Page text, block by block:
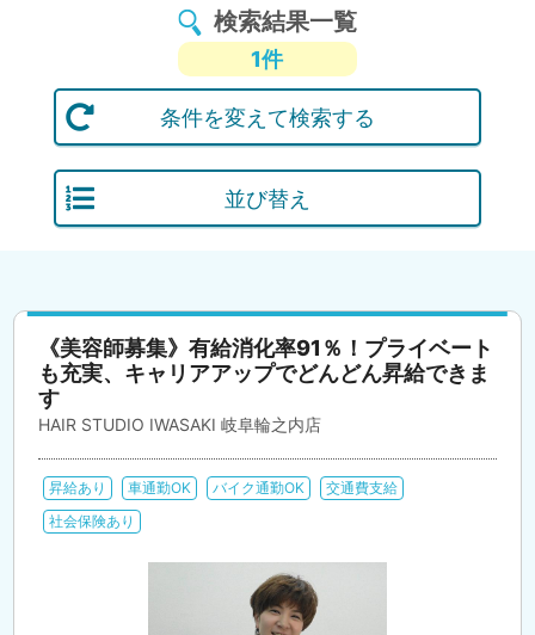
検索結果一覧
1件
条件を変えて検索する
並び替え
《美容師募集》有給消化率91％！プライベート
も充実、キャリアアップでどんどん昇給できま
す
HAIR STUDIO IWASAKI 岐阜輪之内店
昇給あり 車通勤OK バイク通勤OK
交通費支給
社会保険あり